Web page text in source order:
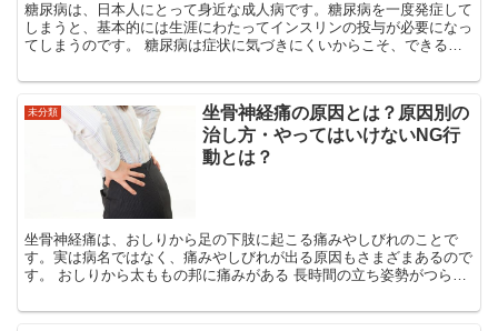
糖尿病は、日本人にとって身近な成人病です。糖尿病を一度発症して
しまうと、基本的には生涯にわたってインスリンの投与が必要になっ
てしまうのです。 糖尿病は症状に気づきにくいからこそ、できるだ
未分類
坐骨神経痛の原因とは？原因別の
治し方・やってはいけないNG行
動とは？
坐骨神経痛は、おしりから足の下肢に起こる痛みやしびれのことで
す。実は病名ではなく、痛みやしびれが出る原因もさまざまあるので
す。 おしりから太ももの邦に痛みがある 長時間の立ち姿勢がつらい